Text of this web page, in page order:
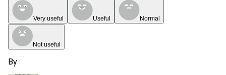
Very useful Useful Normal
Not useful
By